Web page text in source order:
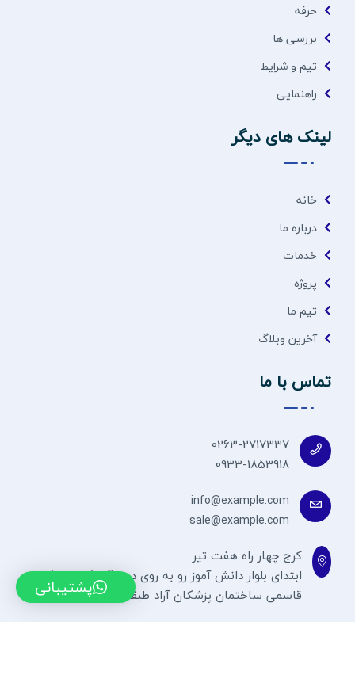
حرفه
بررسی ها
تیم و شرایط
راهنمایی
لینک های دیگر
خانه
درباره ما
خدمات
پروژه
تیم ما
آخرین وبلاگ
تماس با ما
0263-2717337
0933-1853918
info@example.com
sale@example.com
کرج چهار راه هفت تیر
ابتدای بلوار دانش آموز رو به روی درمانگاه کلانتری کوچه
قاسمی ساختمان پزشکان آراد طبقه 7
پشتیبانی